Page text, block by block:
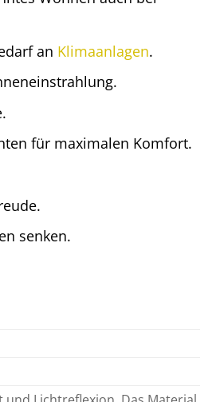
an Klimaanlagen.
für maximalen Komfort.
senken.